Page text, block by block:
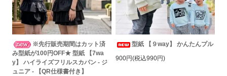
※先行販売期間はカット済
み型紙が100円OFF★ 型紙 【7wa
y】 ハイライズフリルスカパン - ジ
ュニア - 【QR仕様書付き】
型紙 【９way】 かんたんプル
900円(税込990円)